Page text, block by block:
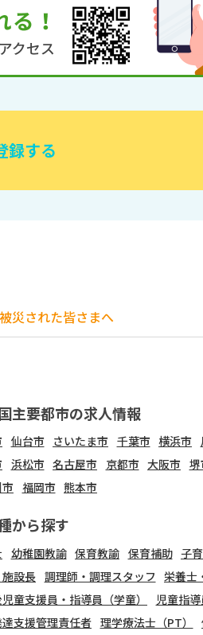
録する
災された皆さまへ
主要都市の求人情報
仙台市 さいたま市 千葉市 横浜市
浜松市 名古屋市 京都市 大阪市 堺
福岡市 熊本市
から探す
幼稚園教諭 保育教諭 保育補助 子
設長 調理師・調理スタッフ 栄養士
童支援員・指導員（学童）
児童指導
達支援管理責任者 理学療法士（PT）